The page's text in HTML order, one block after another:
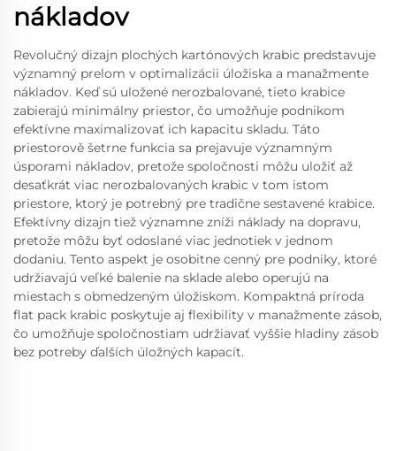
nákladov
Revolučný dizajn plochých kartónových krabic predstavuje
významný prelom v optimalizácii úložiska a manažmente
nákladov. Keď sú uložené nerozbalované, tieto krabice
zabierajú minimálny priestor, čo umožňuje podnikom
efektívne maximalizovať ich kapacitu skladu. Táto
priestorově šetrne funkcia sa prejavuje významným
úsporami nákladov, pretože spoločnosti môžu uložiť až
desaťkrát viac nerozbalovaných krabic v tom istom
priestore, ktorý je potrebný pre tradične sestavené krabice.
Efektívny dizajn tiež významne zníži náklady na dopravu,
pretože môžu byť odoslané viac jednotiek v jednom
dodaniu. Tento aspekt je osobitne cenný pre podniky, ktoré
udržiavajú veľké balenie na sklade alebo operujú na
miestach s obmedzeným úložiskom. Kompaktná príroda
flat pack krabic poskytuje aj flexibility v manažmente zásob,
čo umožňuje spoločnostiam udržiavať vyššie hladiny zásob
bez potreby ďalších úložných kapacít.